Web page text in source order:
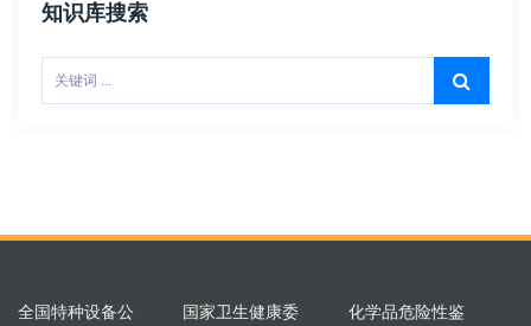
知识库搜索
全国特种设备公
国家卫生健康委
化学品危险性鉴